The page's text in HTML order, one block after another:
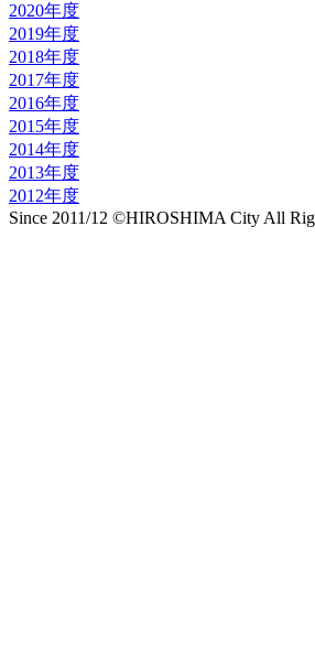
2020年度
2019年度
2018年度
2017年度
2016年度
2015年度
2014年度
2013年度
2012年度
Since 2011/12 ©HIROSHIMA City All